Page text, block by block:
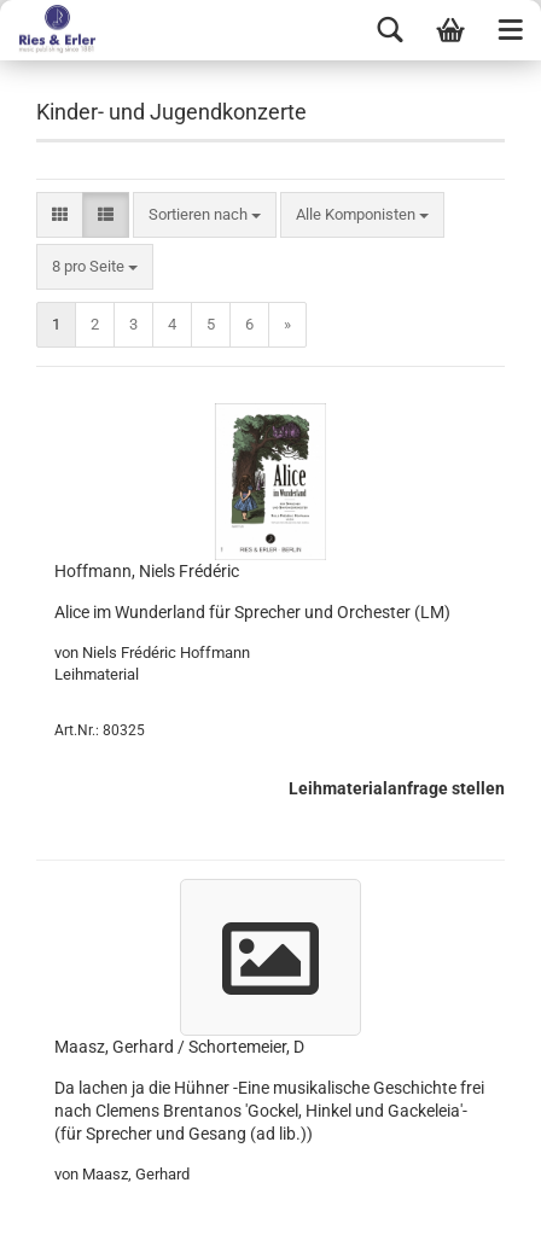
Kinder- und Jugendkonzerte
Sortieren nach Alle Komponisten
8 pro Seite
1 2 3 4 5 6 »
Hoffmann, Niels Frédéric
Alice im Wunderland für Sprecher und Orchester (LM)
von Niels Frédéric Hoffmann
Leihmaterial
Art.Nr.: 80325
Leihmaterialanfrage stellen
Maasz, Gerhard / Schortemeier, D
Da lachen ja die Hühner -Eine musikalische Geschichte frei
nach Clemens Brentanos 'Gockel, Hinkel und Gackeleia'-
(für Sprecher und Gesang (ad lib.))
von Maasz, Gerhard